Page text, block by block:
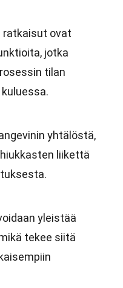
ratkaisut ovat
jotka
tilan
yhtälöstä,
liikettä
yleistää
tekee siitä